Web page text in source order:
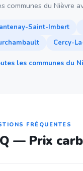
communes du Nièvre
Saint-Imbert
Cercy-
les communes du
FRÉQUENTES
— Prix